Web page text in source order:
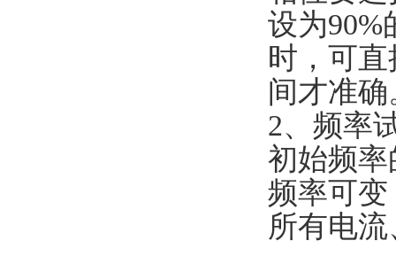
设为90%
时，可
间才准确
2、频率
初始频率
频率可
所有电